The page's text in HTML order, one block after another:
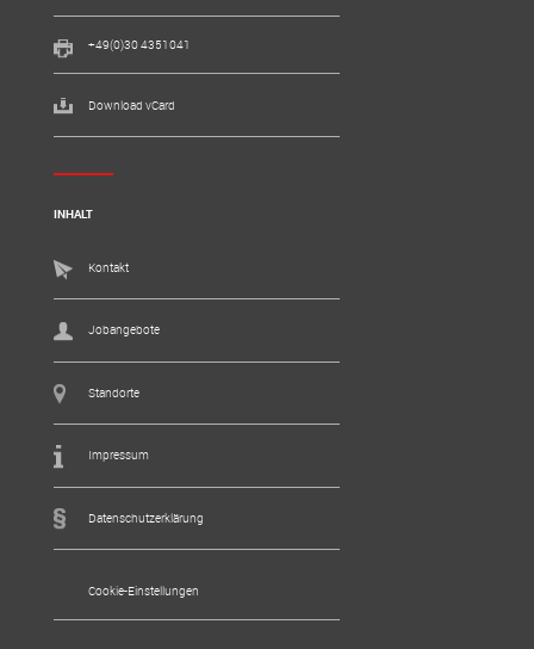
+49(0)30 4351041
Download vCard
INHALT
Kontakt
Jobangebote
Standorte
Impressum
Datenschutzerklärung
Cookie-Einstellungen